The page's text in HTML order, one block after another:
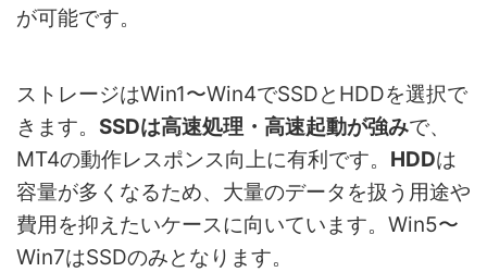
が可能です。
ストレージはWin1〜Win4でSSDとHDDを選択で
きます。 SSDは高速処理・高速起動が強みで、
MT4の動作レスポンス向上に有利です。 HDDは
容量が多くなるため、大量のデータを扱う用途や
費用を抑えたいケースに向いています。Win5〜
Win7はSSDのみとなります。